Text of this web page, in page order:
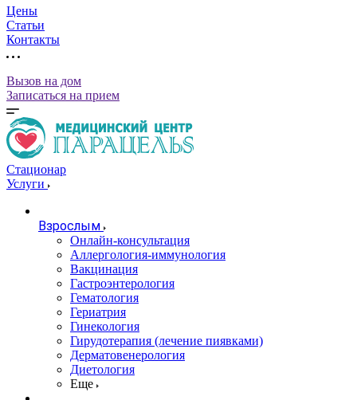
Цены
Статьи
Контакты
Вызов на дом
Записаться на прием
Стационар
Услуги
Взрослым
Онлайн-консультация
Аллергология-иммунология
Вакцинация
Гастроэнтерология
Гематология
Гериатрия
Гинекология
Гирудотерапия (лечение пиявками)
Дерматовенерология
Диетология
Еще